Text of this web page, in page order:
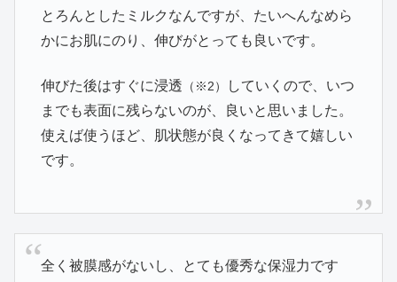
とろんとしたミルクなんですが、たいへんなめら
かにお肌にのり、伸びがとっても良いです。
伸びた後はすぐに浸透 （※2）
していくので、いつ
までも表面に残らないのが、良いと思いました。
使えば使うほど、肌状態が良くなってきて嬉しい
です。
全く被膜感がないし、とても優秀な保湿力です